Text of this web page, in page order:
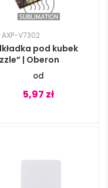
AXP-V7302
pod kubek
| Oberon
5,97 zł